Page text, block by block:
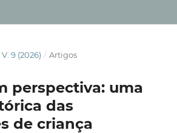
V. 9 (2026) / Artigos
perspectiva: uma
das
de criança